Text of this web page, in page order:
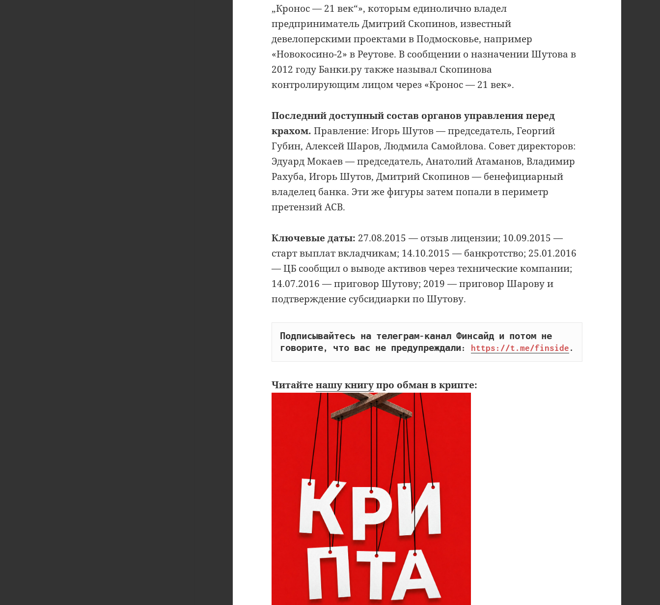
„Кронос — 21 век“», которым единолично владел
предприниматель Дмитрий Скопинов, известный
девелоперскими проектами в Подмосковье, например
«Новокосино-2» в Реутове. В сообщении о назначении Шутова в
2012 году Банки.ру также называл Скопинова
контролирующим лицом через «Кронос — 21 век».
Последний доступный состав органов управления перед
крахом. Правление: Игорь Шутов — председатель, Георгий
Губин, Алексей Шаров, Людмила Самойлова. Совет директоров:
Эдуард Мокаев — председатель, Анатолий Атаманов, Владимир
Рахуба, Игорь Шутов, Дмитрий Скопинов — бенефициарный
владелец банка. Эти же фигуры затем попали в периметр
претензий АСВ.
Ключевые даты: 27.08.2015 — отзыв лицензии; 10.09.2015 —
старт выплат вкладчикам; 14.10.2015 — банкротство; 25.01.2016
— ЦБ сообщил о выводе активов через технические компании;
14.07.2016 — приговор Шутову; 2019 — приговор Шарову и
подтверждение субсидиарки по Шутову.
Подписывайтесь на телеграм-канал Финсайд и потом не
говорите, что вас не предупреждали:
https://t.me/finside .
Читайтенашу книгупро обман в крипте: